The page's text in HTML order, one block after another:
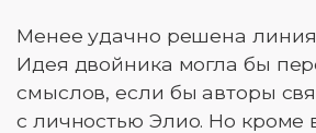
Менее удачно решена
Идея двойника могла бы
смыслов, если бы авторы
с личностью Элио. Но кроме